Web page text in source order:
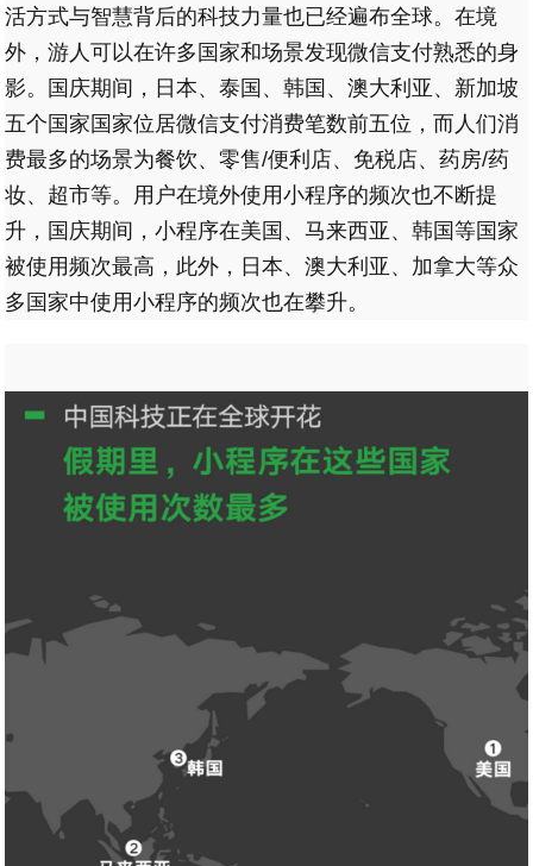
活方式与智慧背后的科技力量也已经遍布全球。在境
外，游人可以在许多国家和场景发现微信支付熟悉的身
影。国庆期间，日本、泰国、韩国、澳大利亚、新加坡
五个国家国家位居微信支付消费笔数前五位，而人们消
费最多的场景为餐饮、零售/便利店、免税店、药房/药
妆、超市等。用户在境外使用小程序的频次也不断提
升，国庆期间，小程序在美国、马来西亚、韩国等国家
被使用频次最高，此外，日本、澳大利亚、加拿大等众
多国家中使用小程序的频次也在攀升。